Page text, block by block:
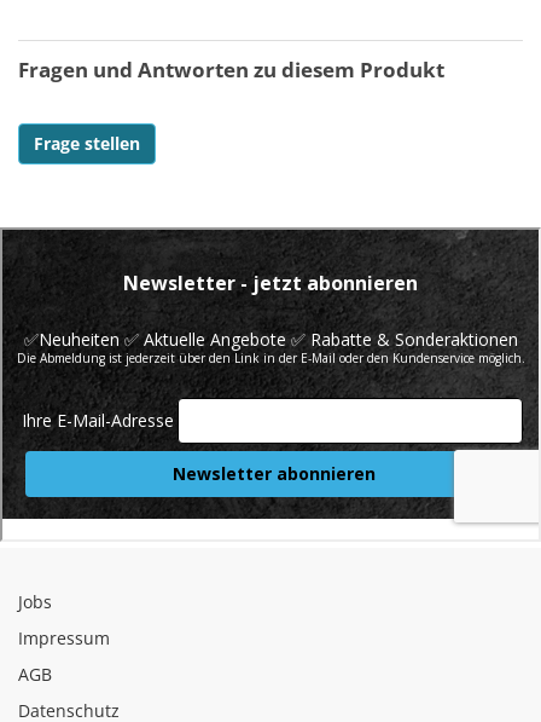
Fragen und Antworten zu diesem Produkt
Frage stellen
Jobs
Impressum
AGB
Datenschutz